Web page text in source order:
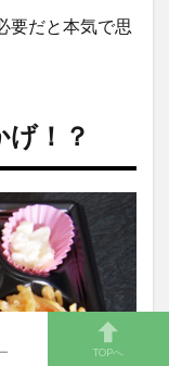
要だと本気で思
！？
TOPへ